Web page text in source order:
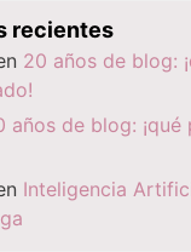
recientes
20 años de blog:
años de blog:
Inteligencia